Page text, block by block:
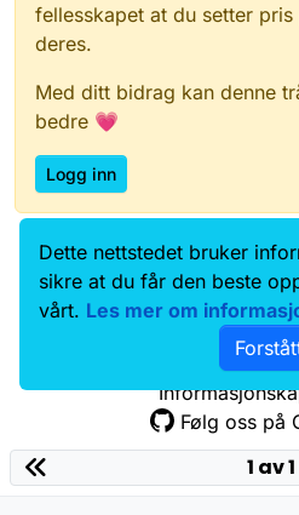
fellesskapet at du setter
deres.
Med ditt bidrag kan denne
bedre 💗
Logg inn
Data.norge.no
Samtykke og
Følg oss på
1 av 1
Dette nettstedet bruker
sikre at du får den beste
vårt. Les mer om